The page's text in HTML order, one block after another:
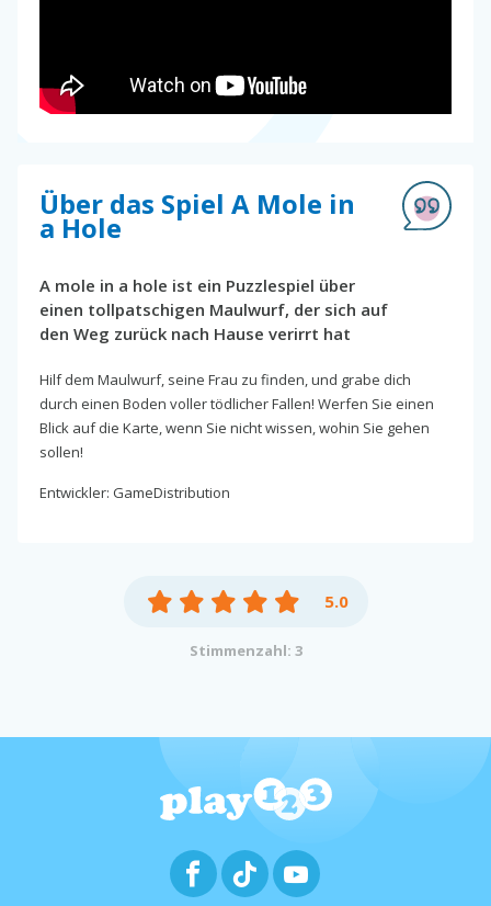
Über das Spiel A Mole in
a Hole
A mole in a hole ist ein Puzzlespiel über
einen tollpatschigen Maulwurf, der sich auf
den Weg zurück nach Hause verirrt hat
Hilf dem Maulwurf, seine Frau zu finden, und grabe dich
durch einen Boden voller tödlicher Fallen! Werfen Sie einen
Blick auf die Karte, wenn Sie nicht wissen, wohin Sie gehen
sollen!
Entwickler: GameDistribution
5.0
Stimmenzahl: 3